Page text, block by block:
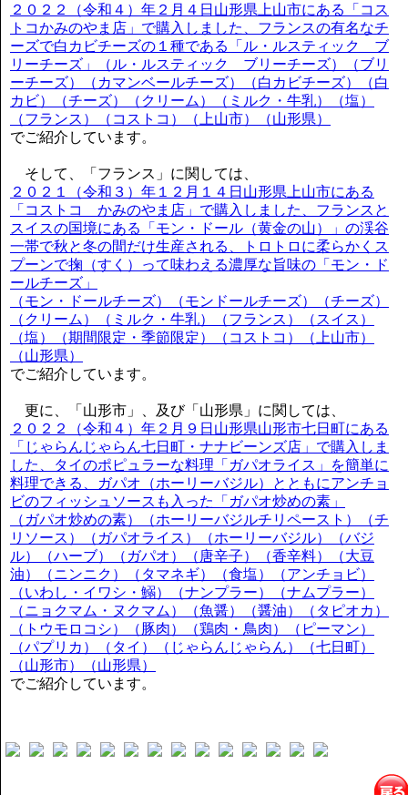
２０２２（令和４）年２月４日山形県上山市にある「コス
トコかみのやま店」で購入しました、フランスの有名なチ
ーズで白カビチーズの１種である「ル・ルスティック ブ
リーチーズ」（ル・ルスティック ブリーチーズ）（ブリ
ーチーズ）（カマンベールチーズ）（白カビチーズ）（白
カビ）（チーズ）（クリーム）（ミルク・牛乳）（塩）
（フランス）（コストコ）（上山市）（山形県）
でご紹介しています。
そして、「フランス」に関しては、
２０２１（令和３）年１２月１４日山形県上山市にある
「コストコ かみのやま店」で購入しました、フランスと
スイスの国境にある「モン・ドール（黄金の山）」の渓谷
一帯で秋と冬の間だけ生産される、トロトロに柔らかくス
プーンで掬（すく）って味わえる濃厚な旨味の「モン・ド
ールチーズ」
（モン・ドールチーズ）（モンドールチーズ）（チーズ）
（クリーム）（ミルク・牛乳）（フランス）（スイス）
（塩）（期間限定・季節限定）（コストコ）（上山市）
（山形県）
でご紹介しています。
更に、「山形市」、及び「山形県」に関しては、
２０２２（令和４）年２月９日山形県山形市七日町にある
「じゃらんじゃらん七日町・ナナビーンズ店」で購入しま
した、タイのポピュラーな料理「ガパオライス」を簡単に
料理できる、ガパオ（ホーリーバジル）とともにアンチョ
ビのフィッシュソースも入った「ガパオ炒めの素」
（ガパオ炒めの素）（ホーリーバジルチリペースト）（チ
リソース）（ガパオライス）（ホーリーバジル）（バジ
ル）（ハーブ）（ガパオ）（唐辛子）（香辛料）（大豆
油）（ニンニク）（タマネギ）（食塩）（アンチョビ）
（いわし・イワシ・鰯）（ナンプラー）（ナムプラー）
（ニョクマム・ヌクマム）（魚醤）（醤油）（タピオカ）
（トウモロコシ）（豚肉）（鶏肉・鳥肉）（ピーマン）
（パプリカ）（タイ）（じゃらんじゃらん）（七日町）
（山形市）（山形県）
でご紹介しています。